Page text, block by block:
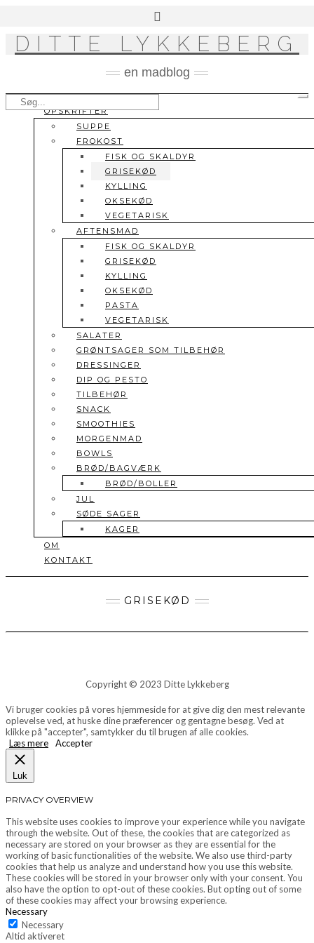
DITTE LYKKEBERG
en madblog
OPSKRIFTER
SUPPE
FROKOST
FISK OG SKALDYR
GRISEKØD
KYLLING
OKSEKØD
VEGETARISK
AFTENSMAD
FISK OG SKALDYR
GRISEKØD
KYLLING
OKSEKØD
PASTA
VEGETARISK
SALATER
GRØNTSAGER SOM TILBEHØR
DRESSINGER
DIP OG PESTO
TILBEHØR
SNACK
SMOOTHIES
MORGENMAD
BOWLS
BRØD/BAGVÆRK
BRØD/BOLLER
JUL
SØDE SAGER
KAGER
OM
KONTAKT
GRISEKØD
Copyright © 2023 Ditte Lykkeberg
Vi bruger cookies på vores hjemmeside for at give dig den mest relevante
oplevelse ved, at huske dine præferencer og gentagne besøg. Ved at
klikke på "accepter", samtykker du til brugen af alle cookies.
Læs mere
Accepter
Luk
PRIVACY OVERVIEW
This website uses cookies to improve your experience while you navigate
through the website. Out of these, the cookies that are categorized as
necessary are stored on your browser as they are essential for the
working of basic functionalities of the website. We also use third-party
cookies that help us analyze and understand how you use this website.
These cookies will be stored in your browser only with your consent. You
also have the option to opt-out of these cookies. But opting out of some
of these cookies may affect your browsing experience.
Necessary
Necessary
Altid aktiveret